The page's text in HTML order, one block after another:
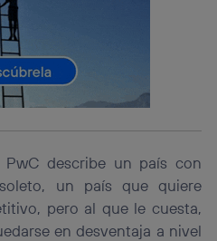
describe un país con
un país que quiere
pero al que le cuesta,
en desventaja a nivel
a la conexión de internet, por
conecte su dispositivo y
recibirá el mismo
realizará en función de las
, el marketing será más
únicamente en la
móvil.